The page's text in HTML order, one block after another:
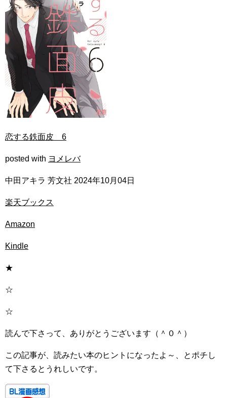
恋する鉄面皮 6
posted with ヨメレバ
中田アキラ 芳文社 2024年10月04日
楽天ブックス
Amazon
Kindle
★
☆
☆
読んで下さって、ありがとうございます（＾０＾）
この記事が、読みたい本のヒントになったよ～、とポチし
て下さるとうれしいです。